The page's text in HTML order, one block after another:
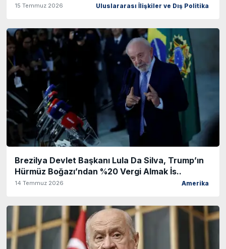
15 Temmuz 2026 Uluslararası İlişkiler ve Dış Politika
Brezilya Devlet Başkanı Lula Da Silva, Trump’ın
Hürmüz Boğazı’ndan %20 Vergi Almak İs..
14 Temmuz 2026 Amerika